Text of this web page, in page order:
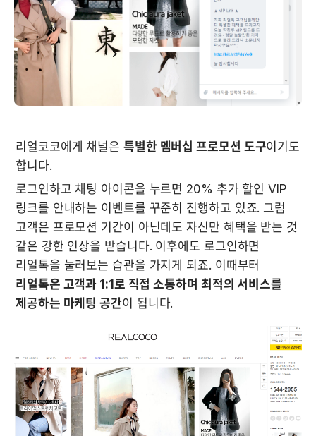
리얼코코에게 채널은 특별한 멤버십 프로모션 도구이기도
합니다.
로그인하고 채팅 아이콘을 누르면 20% 추가 할인 VIP
링크를 안내하는 이벤트를 꾸준히 진행하고 있죠. 그럼
고객은 프로모션 기간이 아닌데도 자신만 혜택을 받는 것
같은 강한 인상을 받습니다. 이후에도 로그인하면
리얼톡은 고객과 1:1로 직접 소통하며 최적의 서비스를
제공하는 마케팅 공간이 됩니다.